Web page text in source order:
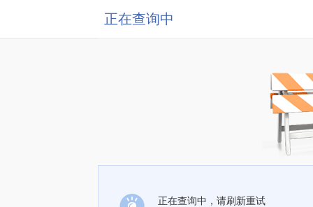
正在查询中
正在查询中，请刷新重试